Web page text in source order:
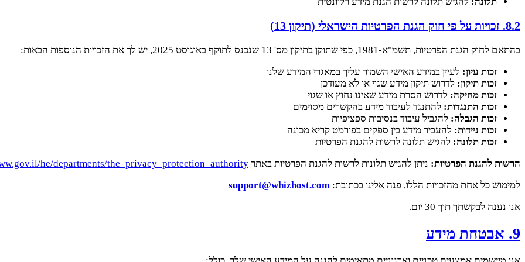
8.2. זכויות על פי חוק הגנת הפרטיות הישראלי (תיקון 13)
בהתאם לחוק הגנת הפרטיות, תשמ"א-1981, כפי שתוקן בתיקון מס' 13 שנכנס לתוקף באוגוסט 2025, יש לך את הזכויות הנוספות הבאות:
זכות עיון: לעיין במידע האישי השמור עליך במאגרי המידע שלנו
זכות תיקון: לדרוש תיקון מידע שגוי או לא מעודכן
זכות מחיקה: לדרוש הסרת מידע שאינו נחוץ או שגוי
זכות התנגדות: להתנגד לעיבוד מידע בהקשרים מסוימים
זכות הגבלה: להגביל עיבוד בנסיבות ספציפיות
זכות ניידות: להעביר מידע בין ספקים בפורמט קריא מכונה
זכות תלונה: להגיש תלונה לרשות להגנת הפרטיות
הרשות להגנת הפרטיות: ניתן להגיש תלונות לרשות להגנת הפרטיות באתר he/departments/the_privacy_protection_authority
למימוש כל אחת מהזכויות הללו, פנה אלינו בכתובת: support@whizhost.com
אנו נענה לבקשתך תוך 30 יום.
9. אבטחת מידע